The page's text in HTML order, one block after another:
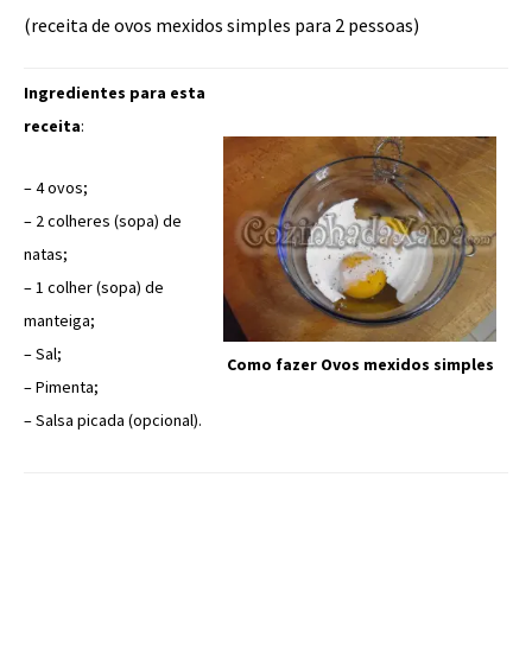
(receita de ovos mexidos simples para 2 pessoas)
Ingredientes para esta
receita:
– 4 ovos;
– 2 colheres (sopa) de
natas;
– 1 colher (sopa) de
manteiga;
– Sal;
– Pimenta;
– Salsa picada (opcional).
Como fazer Ovos mexidos simples